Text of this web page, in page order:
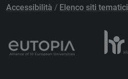
Accessibilità / Elenco siti tematici